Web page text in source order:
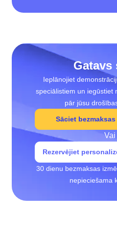
Gatavs
Ieplānojiet
speciālistiem un iegūstiet
pār jūsu
Sāciet
Vai
Rezervējiet
30 dienu bezmaksas
nepieciešama